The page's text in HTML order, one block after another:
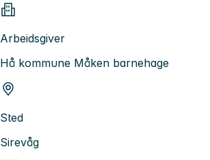
Arbeidsgiver
Hå kommune Måken barnehage
Sted
Sirevåg